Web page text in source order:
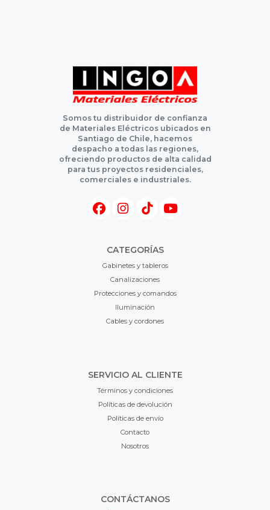
Somos tu distribuidor de confianza
de Materiales Eléctricos ubicados en
Santiago de Chile, hacemos
despacho a todas las regiones,
ofreciendo productos de alta calidad
para tus proyectos residenciales,
comerciales e industriales.
CATEGORÍAS
Gabinetes y tableros
Canalizaciones
Protecciones y comandos
Iluminación
Cables y cordones
SERVICIO AL CLIENTE
Términos y condiciones
Políticas de devolución
Políticas de envío
Contacto
Nosotros
CONTÁCTANOS